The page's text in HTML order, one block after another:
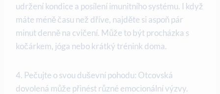
udržení kondice a ⁢posílení imunitního systému. I když
máte méně času ⁢než dříve, najděte si aspoň ⁢pár
minut denně na cvičení. Může ‌to ⁤být⁤ procházka s
kočárkem, jóga nebo krátký trénink doma.
4.​ Pečujte o svou duševní pohodu: ‌Otcovská​
dovolená⁣ může přinést různé emocionální výzvy.